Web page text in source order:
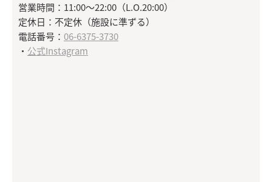
営業時間：11:00～22:00（L.O.20:00）
定休日：不定休（施設に準ずる）
電話番号： 06-6375-3730
・ 公式Instagram